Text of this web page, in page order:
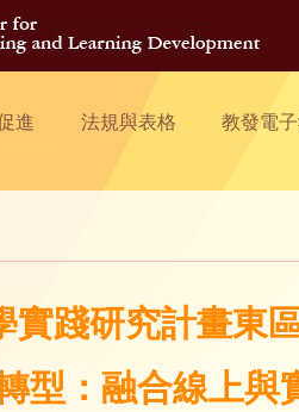
進 法規與表格 教發電
實踐研究計畫東
型：融合線上與